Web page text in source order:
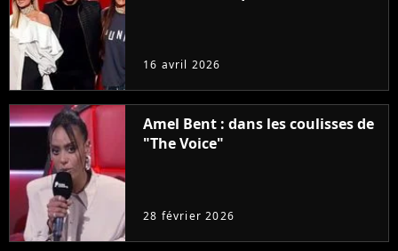
16 avril 2026
Amel Bent : dans les coulisses de
"The Voice"
28 février 2026